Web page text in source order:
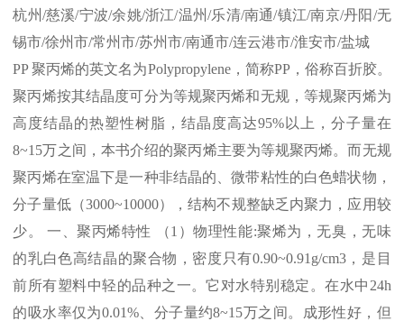
杭州/慈溪/宁波/余姚/浙江/温州/乐清/南通/镇江/南京/丹阳 /无
锡市/徐州市/常州市/苏州市/南通市/连云港市/淮安市/盐城
PP聚丙烯的英文名为Polypropylene，简称PP，俗称百折胶。
聚丙烯按其结晶度可分为等规聚丙烯和无规，等规聚丙烯为
高度结晶的热塑性树脂，结晶度高达95%以上，分子量在
8~15万之间，本书介绍的聚丙烯主要为等规聚丙烯。而无规
聚丙烯在室温下是一种非结晶的、微带粘性的白色蜡状物，
分子量低（3000~10000），结构不规整缺乏内聚力，应用较
少。 一、聚丙烯特性 （1 ）物理性能:聚烯为，无臭，无味
的乳白色高结晶的聚合物，密度只有0.90~0.91g/cm3，是目
前所有塑料中轻的品种之一。它对水特别稳定。在水中 24h
的吸水率仅为0.01%、分子量约8~15万之间。成形性好，但